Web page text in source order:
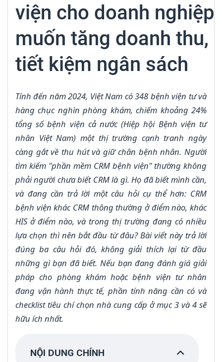
viện cho doanh nghiệp
muốn tăng doanh thu,
tiết kiệm ngân sách
Tính đến năm 2024, Việt Nam có 348 bệnh viện tư và
hàng chục nghìn phòng khám, chiếm khoảng 24%
tổng số bệnh viện cả nước (Hiệp hội Bệnh viện tư
nhân Việt Nam) một thị trường cạnh tranh ngày
càng gắt về thu hút và giữ chân bệnh nhân. Người
tìm kiếm "phần mềm CRM bệnh viện" thường không
phải người chưa biết CRM là gì. Họ đã biết mình cần,
và đang cần trả lời một câu hỏi cụ thể hơn: CRM
bệnh viện khác CRM thông thường ở điểm nào, khác
HIS ở điểm nào, và trong thị trường đang có nhiều
lựa chọn thì nên bắt đầu từ đâu? Bài viết này trả lời
đúng ba câu hỏi đó, không giải thích lại từ đầu
những gì bạn đã biết. Nếu bạn đang đánh giá giải
pháp cho phòng khám hoặc bệnh viện tư nhân
đang vận hành thực tế, phần tính năng cần có và
checklist tiêu chí chọn nhà cung cấp ở mục 3 và 4 sẽ
hữu ích nhất.
NỘI DUNG CHÍNH